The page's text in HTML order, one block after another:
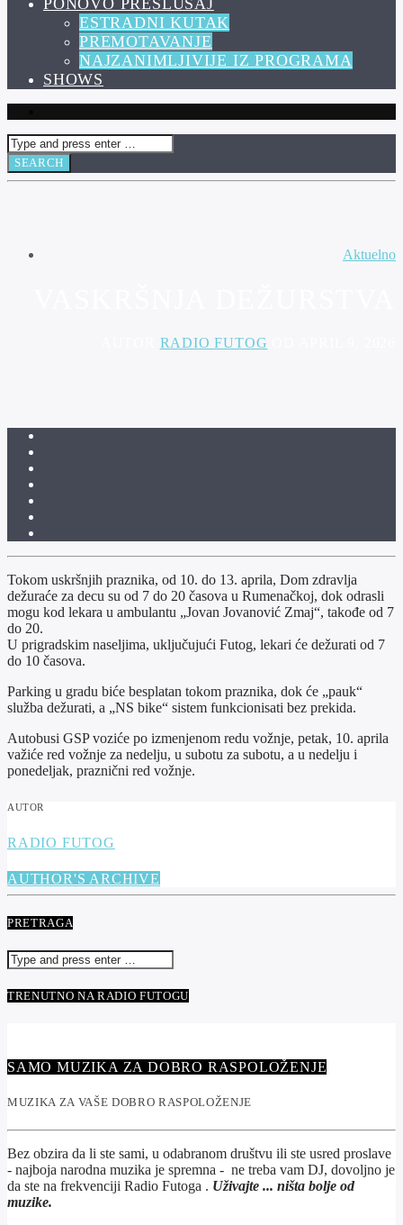
PONOVO PRESLUŠAJ
ESTRADNI KUTAK
PREMOTAVANJE
NAJZANIMLJIVIJE IZ PROGRAMA
SHOWS
Aktuelno
RADIO FUTOG
Tokom uskršnjih praznika, od 10. do 13. aprila, Dom zdravlja
dežuraće za decu su od 7 do 20 časova u Rumenačkoj, dok odrasli
mogu kod lekara u ambulantu „Jovan Jovanović Zmaj“, takođe od 7
do 20.
U prigradskim naseljima, uključujući Futog, lekari će dežurati od 7
do 10 časova.
Parking u gradu biće besplatan tokom praznika, dok će „pauk“
služba dežurati, a „NS bike“ sistem funkcionisati bez prekida.
Autobusi GSP voziće po izmenjenom redu vožnje, petak, 10. aprila
važiće red vožnje za nedelju, u subotu za subotu, a u nedelju i
ponedeljak, praznični red vožnje.
AUTOR
RADIO FUTOG
AUTHOR'S ARCHIVE
PRETRAGA
TRENUTNO NA RADIO FUTOGU
SAMO MUZIKA ZA DOBRO RASPOLOŽENJE
MUZIKA ZA VAŠE DOBRO RASPOLOŽENJE
Bez obzira da li ste sami, u odabranom društvu ili ste usred proslave
- najboja narodna muzika je spremna - ne treba vam DJ, dovoljno je
da ste na frekvenciji Radio Futoga . Uživajte ... ništa bolje od
muzike.